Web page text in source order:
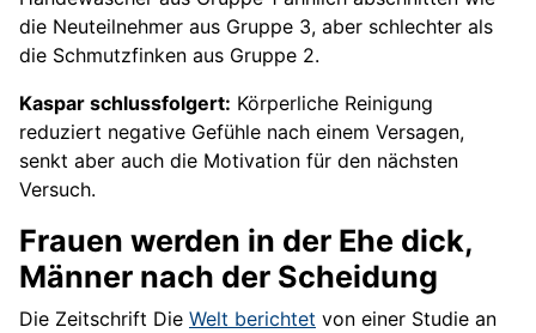
die Neuteilnehmer aus Gruppe 3, aber schlechter als
die Schmutzfinken aus Gruppe 2.
Kaspar schlussfolgert: Körperliche Reinigung
reduziert negative Gefühle nach einem Versagen,
senkt aber auch die Motivation für den nächsten
Versuch.
Frauen werden in der Ehe dick,
Männer nach der Scheidung
Die Zeitschrift Die Welt berichtet von einer Studie an